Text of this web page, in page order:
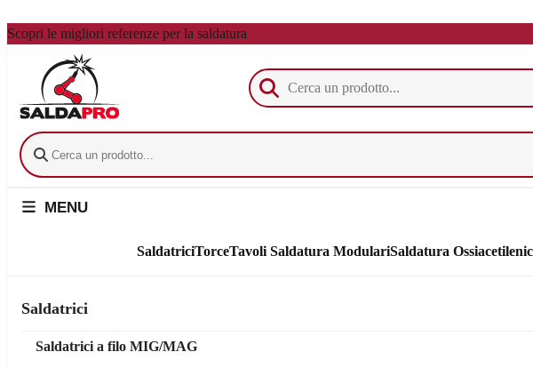
Scopri le migliori referenze per la saldatura
MENU
SaldatriciTorceTavoli Saldatura ModulariSaldatura
Saldatrici
Saldatrici a filo MIG/MAG